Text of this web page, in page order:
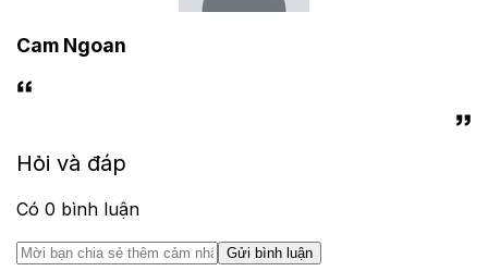
Cam Ngoan
Hỏi và đáp
Có 0 bình luận
Gửi bình luận